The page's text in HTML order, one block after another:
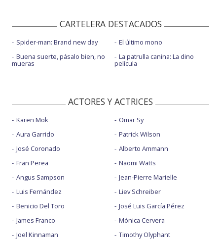
CARTELERA DESTACADOS
Spider-man: Brand new day
Buena suerte, pásalo bien, no
mueras
El último mono
La patrulla canina: La dino
película
ACTORES Y ACTRICES
Karen Mok
Aura Garrido
José Coronado
Fran Perea
Angus Sampson
Luis Fernández
Benicio Del Toro
James Franco
Joel Kinnaman
Omar Sy
Patrick Wilson
Alberto Ammann
Naomi Watts
Jean-Pierre Marielle
Liev Schreiber
José Luis García Pérez
Mónica Cervera
Timothy Olyphant